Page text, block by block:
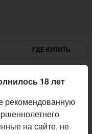
ГДЕ КУПИТЬ
18 лет
рекомендованную
на сайте, не